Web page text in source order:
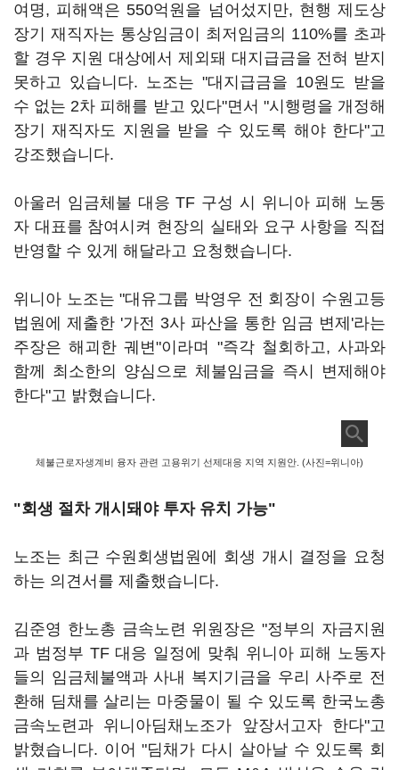
여명, 피해액은 550억원을 넘어섰지만, 현행 제도상
장기 재직자는 통상임금이 최저임금의 110%를 초과
할 경우 지원 대상에서 제외돼 대지급금을 전혀 받지
못하고 있습니다. 노조는 "대지급금을 10원도 받을
수 없는 2차 피해를 받고 있다"면서 "시행령을 개정해
장기 재직자도 지원을 받을 수 있도록 해야 한다"고
강조했습니다.
아울러 임금체불 대응 TF 구성 시 위니아 피해 노동
자 대표를 참여시켜 현장의 실태와 요구 사항을 직접
반영할 수 있게 해달라고 요청했습니다.
위니아 노조는 "대유그룹 박영우 전 회장이 수원고등
법원에 제출한 '가전 3사 파산을 통한 임금 변제'라는
주장은 해괴한 궤변"이라며 "즉각 철회하고, 사과와
함께 최소한의 양심으로 체불임금을 즉시 변제해야
한다"고 밝혔습니다.
체불근로자생계비 융자 관련 고용위기 선제대응 지역 지원안. (사진=위니아)
"회생 절차 개시돼야 투자 유치 가능"
노조는 최근 수원회생법원에 회생 개시 결정을 요청
하는 의견서를 제출했습니다.
김준영 한노총 금속노련 위원장은 "정부의 자금지원
과 범정부 TF 대응 일정에 맞춰 위니아 피해 노동자
들의 임금체불액과 사내 복지기금을 우리 사주로 전
환해 딤채를 살리는 마중물이 될 수 있도록 한국노총
금속노련과 위니아딤채노조가 앞장서고자 한다"고
밝혔습니다. 이어 "딤채가 다시 살아날 수 있도록 회